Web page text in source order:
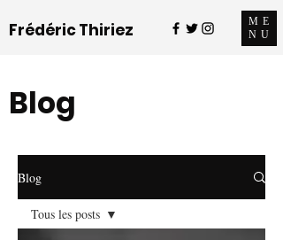
Frédéric Thiriez
ME
NU
Blog
Blog
Tous les posts